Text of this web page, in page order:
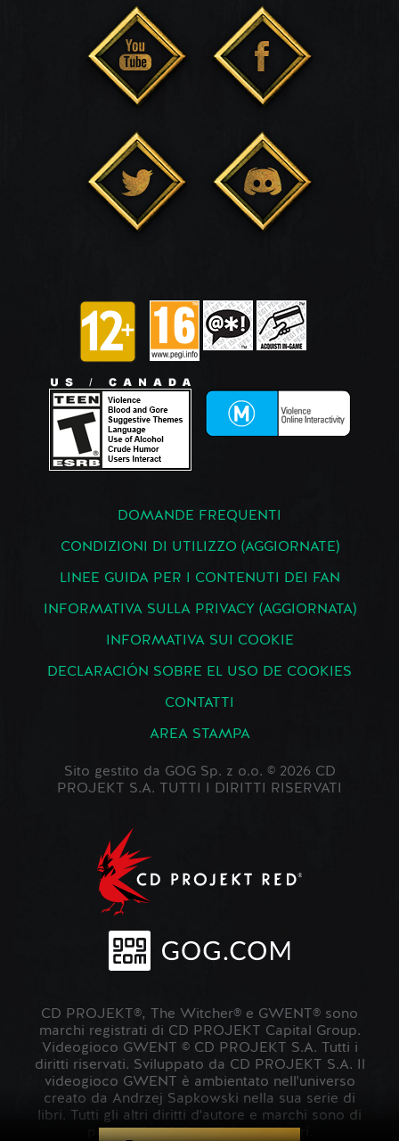
DOMANDE FREQUENTI
CONDIZIONI DI UTILIZZO (AGGIORNATE)
LINEE GUIDA PER I CONTENUTI DEI FAN
INFORMATIVA SULLA PRIVACY (AGGIORNATA)
INFORMATIVA SUI COOKIE
DECLARACIÓN SOBRE EL USO DE COOKIES
CONTATTI
AREA STAMPA
Sito gestito da GOG Sp. z o.o. © 2026 CD
PROJEKT S.A. TUTTI I DIRITTI RISERVATI
CD PROJEKT®, The Witcher® e GWENT® sono
marchi registrati di CD PROJEKT Capital Group.
Videogioco GWENT © CD PROJEKT S.A. Tutti i
diritti riservati. Sviluppato da CD PROJEKT S.A. Il
videogioco GWENT è ambientato nell'universo
creato da Andrzej Sapkowski nella sua serie di
libri. Tutti gli altri diritti d'autore e marchi sono di
proprietà dei rispettivi proprietari.